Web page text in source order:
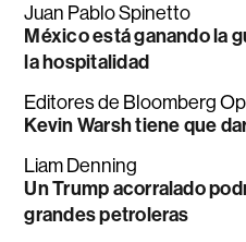
Juan Pablo Spinetto
México está ganando la
la hospitalidad
Editores de Bloomberg
Kevin Warsh tiene que
Liam Denning
Un Trump acorralado
grandes petroleras